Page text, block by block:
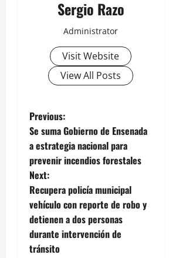
Sergio Razo
Administrator
Visit Website
View All Posts
P
o
s
t
n
a
Previous:
Se suma Gobierno de Ensenada
a estrategia nacional para
prevenir incendios forestales
Next:
Recupera policía municipal
vehículo con reporte de robo y
detienen a dos personas
durante intervención de
tránsito